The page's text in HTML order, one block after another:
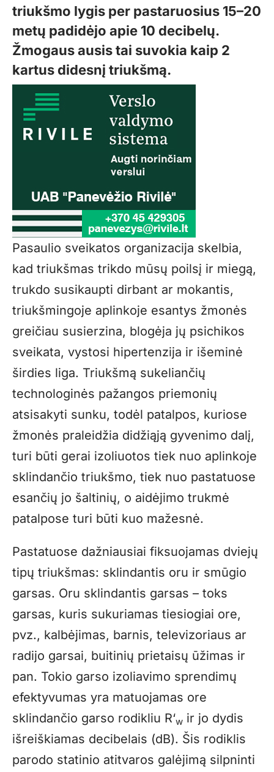
triukšmo lygis per pastaruosius 15–20
metų padidėjo apie 10 decibelų.
Žmogaus ausis tai suvokia kaip 2
kartus didesnį triukšmą.
Pasaulio sveikatos organizacija skelbia,
kad triukšmas trikdo mūsų poilsį ir miegą,
trukdo susikaupti dirbant ar mokantis,
triukšmingoje aplinkoje esantys žmonės
greičiau susierzina, blogėja jų psichikos
sveikata, vystosi hipertenzija ir išeminė
širdies liga. Triukšmą sukeliančių
technologinės pažangos priemonių
atsisakyti sunku, todėl patalpos, kuriose
žmonės praleidžia didžiąją gyvenimo dalį,
turi būti gerai izoliuotos tiek nuo aplinkoje
sklindančio triukšmo, tiek nuo pastatuose
esančių jo šaltinių, o aidėjimo trukmė
patalpose turi būti kuo mažesnė.
Pastatuose dažniausiai fiksuojamas dviejų
tipų triukšmas: sklindantis oru ir smūgio
garsas. Oru sklindantis garsas – toks
garsas, kuris sukuriamas tiesiogiai ore,
pvz., kalbėjimas, barnis, televizoriaus ar
radijo garsai, buitinių prietaisų ūžimas ir
pan. Tokio garso izoliavimo sprendimų
efektyvumas yra matuojamas ore
sklindančio garso rodikliu R‘w ir jo dydis
išreiškiamas decibelais (dB). Šis rodiklis
parodo statinio atitvaros galėjimą silpninti